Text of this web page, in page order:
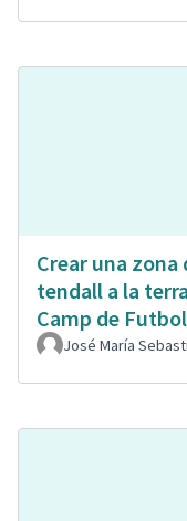
Crear una
tendall a la
Camp de
José María